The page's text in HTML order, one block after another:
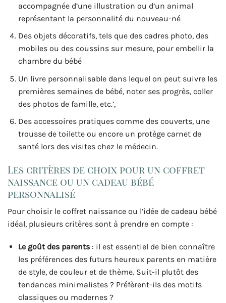
accompagnée d’une illustration ou d’un animal
représentant la personnalité du nouveau-né
Des objets décoratifs, tels que des cadres photo, des
mobiles ou des coussins sur mesure, pour embellir la
chambre du bébé
Un livre personnalisable dans lequel on peut suivre les
premières semaines de bébé, noter ses progrès, coller
des photos de famille, etc.’,
Des accessoires pratiques comme des couverts, une
trousse de toilette ou encore un protège carnet de
santé lors des visites chez le médecin.
Les critères de choix pour un coffret
naissance ou un cadeau bébé
personnalisé
Pour choisir le coffret naissance ou l’idée de cadeau bébé
idéal, plusieurs critères sont à prendre en compte :
Le goût des parents: il est essentiel de bien connaître
les préférences des futurs heureux parents en matière
de style, de couleur et de thème. Suit-il plutôt des
tendances minimalistes ? Préfèrent-ils des motifs
classiques ou modernes ?